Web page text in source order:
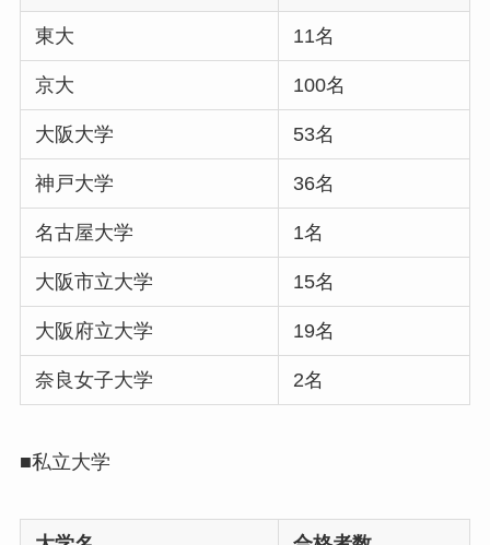
東大 11名
京大 100名
大阪大学 53名
神戸大学 36名
名古屋大学 1名
大阪市立大学 15名
大阪府立大学 19名
奈良女子大学 2名
■私立大学